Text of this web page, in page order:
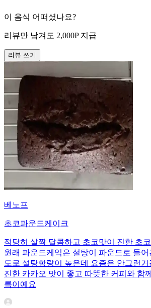
이 음식 어떠셨나요?
리뷰만 남겨도 2,000P 지급
리뷰 쓰기
베노프
초코파운드케이크
적당히 살짝 달콤하고 초코맛이 진한 초
원래 파운드케익은 설탕이 파운드로 들
도로 설탕함량이 높은데 요즘은 안그런
진한 카카오 맛이 좋고 따뜻한 커피와 함
륵이예요